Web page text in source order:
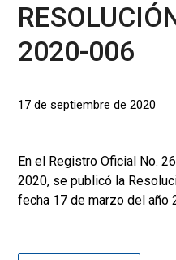
2020-006
17 de septiembre de 2020
En el Registro Oficial No.
2020, se publicó la
fecha 17 de marzo del año